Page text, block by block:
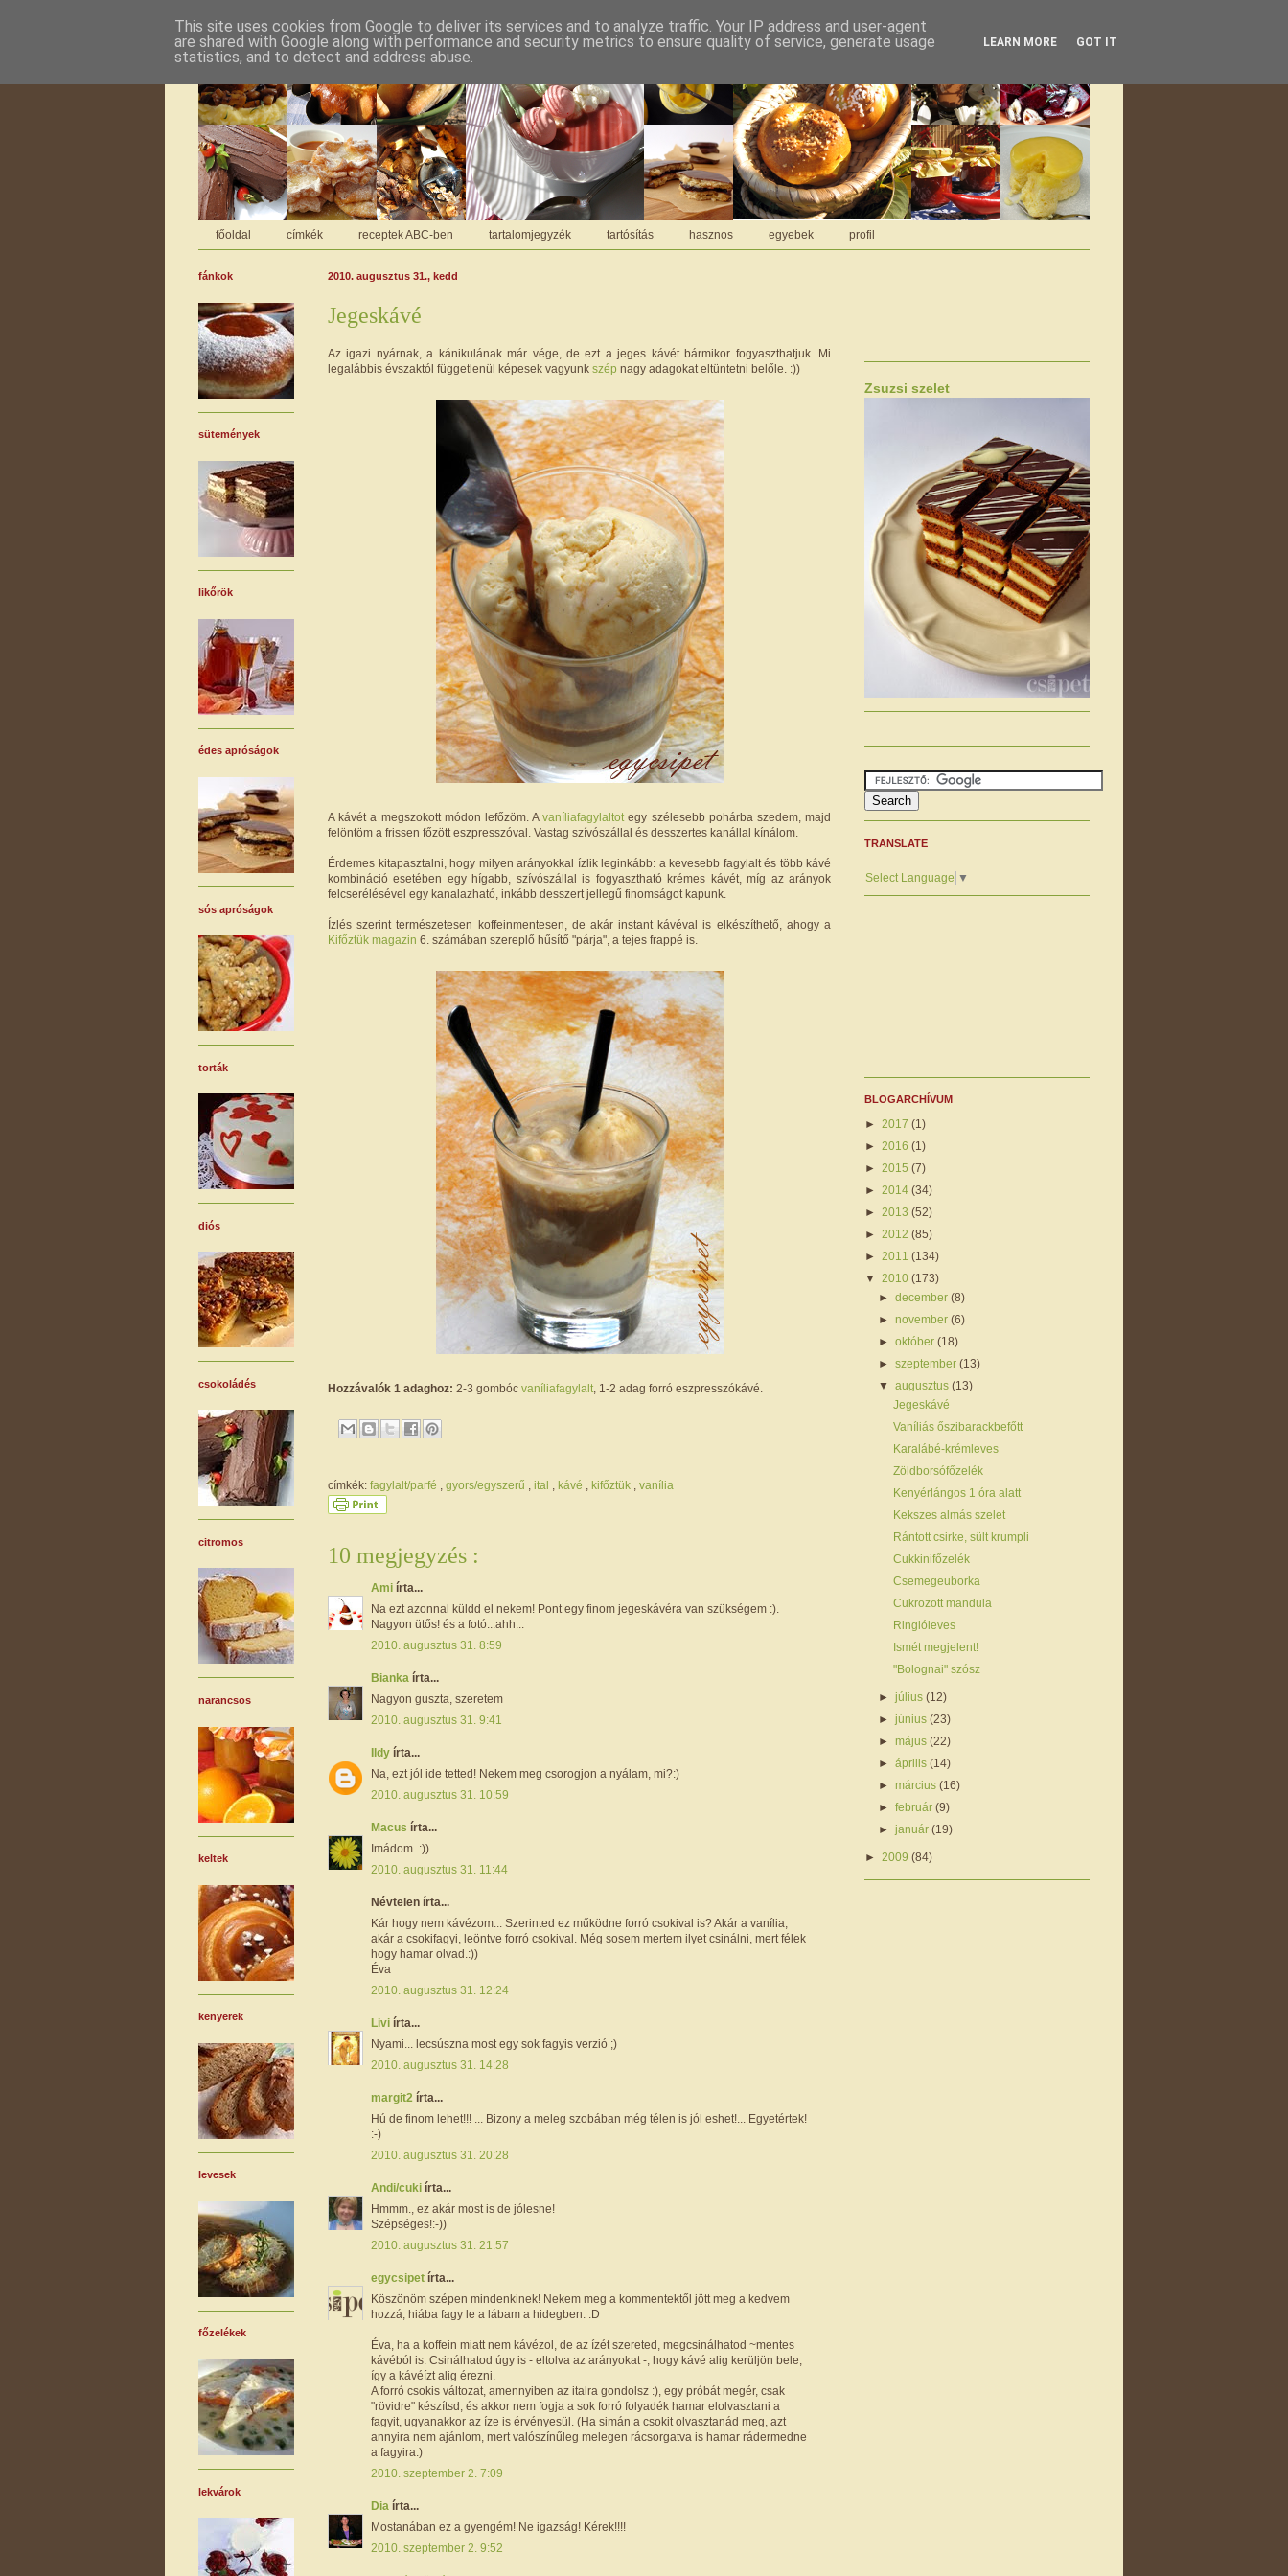
főoldal címkék receptek ABC-ben tartalomjegyzék tartósítás hasznos egyebek profil
2010. augusztus 31., kedd
Jegeskávé
Az igazi nyárnak, a kánikulának már vége, de ezt a jeges kávét bármikor fogyaszthatjuk. Mi
legalábbis évszaktól függetlenül képesek vagyunk szép nagy adagokat eltüntetni belőle. :))
A kávét a megszokott módon lefőzöm. Avaníliafagylaltot egy szélesebb pohárba szedem, majd
felöntöm a frissen főzött eszpresszóval. Vastag szívószállal és desszertes kanállal kínálom.
Érdemes kitapasztalni, hogy milyen arányokkal ízlik leginkább: a kevesebb fagylalt és több kávé
kombináció esetében egy hígabb, szívószállal is fogyasztható krémes kávét, míg az arányok
felcserélésével egy kanalazható, inkább desszert jellegű finomságot kapunk.
Ízlés szerint természetesen koffeinmentesen, de akár instant kávéval is elkészíthető, ahogy a
Kifőztük magazin 6. számában szereplő hűsítő "párja", a tejes frappé is.
Hozzávalók 1 adaghoz: 2-3 gombóc vaníliafagylalt , 1-2 adag forró eszpresszókávé.
címkék: fagylalt/parfé gyors/egyszerű ital kávé kifőztük vanília
10 megjegyzés :
Ami írta...
Na ezt azonnal küldd el nekem! Pont egy finom jegeskávéra van szükségem :).
Nagyon ütős! és a fotó...ahh...
2010. augusztus 31. 8:59
Bianka írta...
Nagyon guszta, szeretem
2010. augusztus 31. 9:41
Ildy írta...
Na, ezt jól ide tetted! Nekem meg csorogjon a nyálam, mi?:)
2010. augusztus 31. 10:59
Macus írta...
Imádom. :))
2010. augusztus 31. 11:44
Névtelen írta...
Kár hogy nem kávézom... Szerinted ez működne forró csokival is? Akár a vanília,
akár a csokifagyi, leöntve forró csokival. Még sosem mertem ilyet csinálni, mert félek
hogy hamar olvad.:))
Éva
2010. augusztus 31. 12:24
Livi írta...
Nyami... lecsúszna most egy sok fagyis verzió ;)
2010. augusztus 31. 14:28
margit2 írta...
Hú de finom lehet!!! ... Bizony a meleg szobában még télen is jól eshet!... Egyetértek!
:-)
2010. augusztus 31. 20:28
Andi/cuki írta...
Hmmm., ez akár most is de jólesne!
Szépséges!:-))
2010. augusztus 31. 21:57
egycsipet írta...
Köszönöm szépen mindenkinek! Nekem meg a kommentektől jött meg a kedvem
hozzá, hiába fagy le a lábam a hidegben. :D
Éva, ha a koffein miatt nem kávézol, de az ízét szereted, megcsinálhatod ~mentes
kávéból is. Csinálhatod úgy is - eltolva az arányokat -, hogy kávé alig kerüljön bele,
így a kávéízt alig érezni.
A forró csokis változat, amennyiben az italra gondolsz :), egy próbát megér, csak
"rövidre" készítsd, és akkor nem fogja a sok forró folyadék hamar elolvasztani a
fagyit, ugyanakkor az íze is érvényesül. (Ha simán a csokit olvasztanád meg, azt
annyira nem ajánlom, mert valószínűleg melegen rácsorgatva is hamar rádermedne
a fagyira.)
2010. szeptember 2. 7:09
Dia írta...
Mostanában ez a gyengém! Ne igazság! Kérek!!!!
2010. szeptember 2. 9:52
fánkok
sütemények
likőrök
édes apróságok
sós apróságok
torták
diós
csokoládés
citromos
narancsos
keltek
kenyerek
levesek
főzelékek
lekvárok
Zsuzsi szelet
TRANSLATE
Select Language ▼
BLOGARCHÍVUM
► 2017 (1)
► 2016 (1)
► 2015 (7)
► 2014 (34)
► 2013 (52)
► 2012 (85)
► 2011 (134)
▼ 2010 (173)
►december(8)
►november(6)
►október(18)
►szeptember(13)
▼augusztus(13)
Jegeskávé
Vaníliás őszibarackbefőtt
Karalábé-krémleves
Zöldborsófőzelék
Kenyérlángos 1 óra alatt
Kekszes almás szelet
Rántott csirke, sült krumpli
Cukkinifőzelék
Csemegeuborka
Cukrozott mandula
Ringlóleves
Ismét megjelent!
"Bolognai" szósz
►július(12)
►június(23)
►május(22)
►április(14)
►március(16)
►február(9)
►január(19)
► 2009 (84)
This site uses cookies from Google to deliver its services and to analyze traffic. Your IP address and user-agent
are shared with Google along with performance and security metrics to ensure quality of service, generate usage
statistics, and to detect and address abuse.
LEARN MORE GOT IT